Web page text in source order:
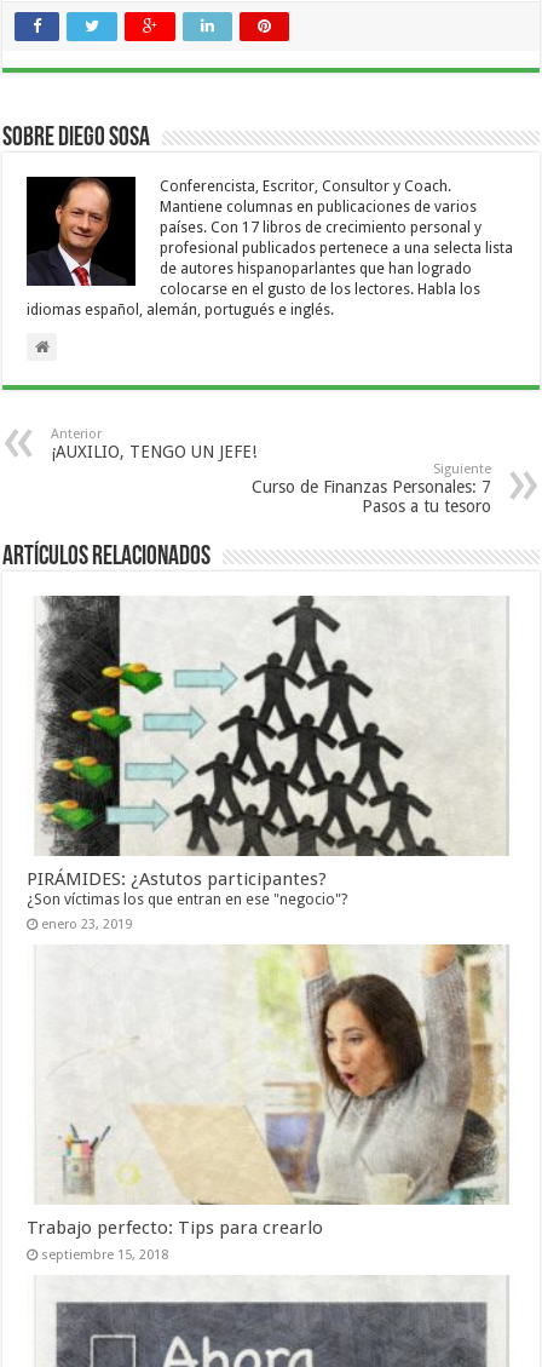
en
Twitter
(Se
en
en
Facebook
(Se
en
Sobre Diego Sosa
Conferencista, Escritor, Consultor y Coach.
Mantiene columnas en publicaciones de varios
países. Con 17 libros de crecimiento personal y
profesional publicados pertenece a una selecta lista
de autores hispanoparlantes que han logrado
colocarse en el gusto de los lectores. Habla los
idiomas español, alemán, portugués e inglés.
Anterior
¡AUXILIO, TENGO UN JEFE!
Siguiente
Curso de Finanzas Personales: 7
Pasos a tu tesoro
Artículos relacionados
PIRÁMIDES: ¿Astutos participantes?
¿Son víctimas los que entran en ese "negocio"?
enero 23, 2019
Trabajo perfecto: Tips para crearlo
septiembre 15, 2018